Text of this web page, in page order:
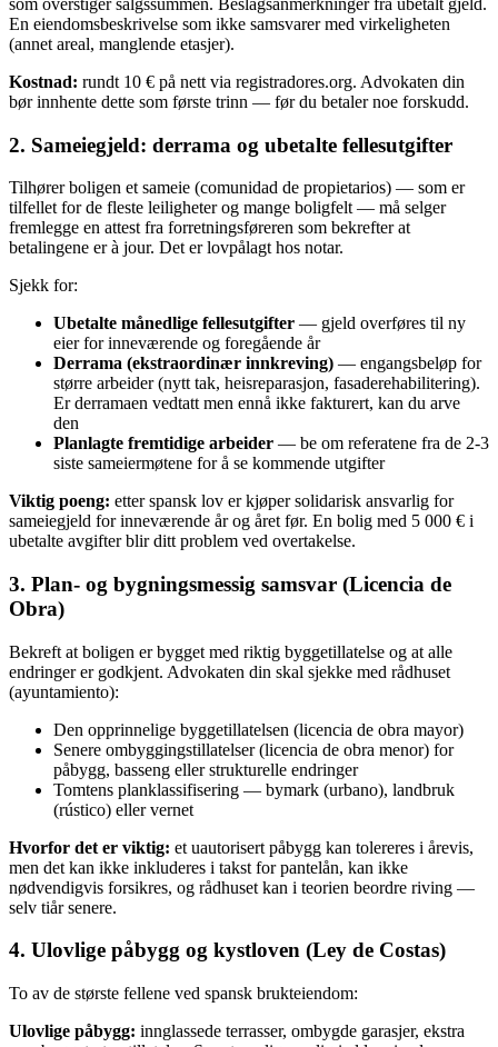
En eiendomsbeskrivelse som ikke samsvarer med virkeligheten
(annet areal, manglende etasjer).
Kostnad: rundt 10 € på nett via registradores.org. Advokaten din
bør innhente dette som første trinn — før du betaler noe forskudd.
2. Sameiegjeld: derrama og ubetalte fellesutgifter
Tilhører boligen et sameie (comunidad de propietarios) — som er
tilfellet for de fleste leiligheter og mange boligfelt — må selger
fremlegge en attest fra forretningsføreren som bekrefter at
betalingene er à jour. Det er lovpålagt hos notar.
Sjekk for:
Ubetalte månedlige fellesutgifter — gjeld overføres til ny
eier for inneværende og foregående år
Derrama (ekstraordinær innkreving) — engangsbeløp for
større arbeider (nytt tak, heisreparasjon, fasaderehabilitering).
Er derramaen vedtatt men ennå ikke fakturert, kan du arve
den
Planlagte fremtidige arbeider — be om referatene fra de 2-3
siste sameiermøtene for å se kommende utgifter
Viktig poeng: etter spansk lov er kjøper solidarisk ansvarlig for
sameiegjeld for inneværende år og året før. En bolig med 5 000 € i
ubetalte avgifter blir ditt problem ved overtakelse.
3. Plan- og bygningsmessig samsvar (Licencia de
Obra)
Bekreft at boligen er bygget med riktig byggetillatelse og at alle
endringer er godkjent. Advokaten din skal sjekke med rådhuset
(ayuntamiento):
Den opprinnelige byggetillatelsen (licencia de obra mayor)
Senere ombyggingstillatelser (licencia de obra menor) for
påbygg, basseng eller strukturelle endringer
Tomtens planklassifisering — bymark (urbano), landbruk
(rústico) eller vernet
Hvorfor det er viktig: et uautorisert påbygg kan tolereres i årevis,
men det kan ikke inkluderes i takst for pantelån, kan ikke
nødvendigvis forsikres, og rådhuset kan i teorien beordre riving —
selv tiår senere.
4. Ulovlige påbygg og kystloven (Ley de Costas)
To av de største fellene ved spansk brukteiendom:
Ulovlige påbygg: innglassede terrasser, ombygde garasjer, ekstra